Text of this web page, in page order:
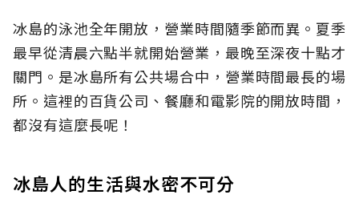
冰島的泳池全年開放，營業時間隨季節而異。夏季
最早從清晨六點半就開始營業，最晚至深夜十點才
關門。是冰島所有公共場合中，營業時間最長的場
所。這裡的百貨公司、餐廳和電影院的開放時間，
都沒有這麼長呢！
冰島人的生活與水密不可分